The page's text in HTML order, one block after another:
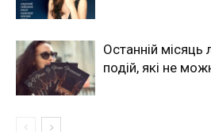
Останній місяць
подій, які не